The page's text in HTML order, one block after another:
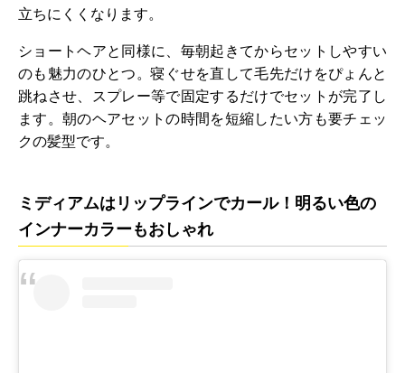
立ちにくくなります。
ショートヘアと同様に、毎朝起きてからセットしやすい
のも魅力のひとつ。寝ぐせを直して毛先だけをぴょんと
跳ねさせ、スプレー等で固定するだけでセットが完了し
ます。朝のヘアセットの時間を短縮したい方も要チェッ
クの髪型です。
ミディアムはリップラインでカール！明るい色の
インナーカラーもおしゃれ